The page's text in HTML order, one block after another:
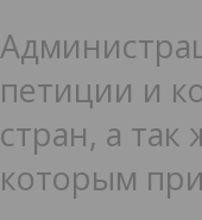
петиции и
стран, а
которым